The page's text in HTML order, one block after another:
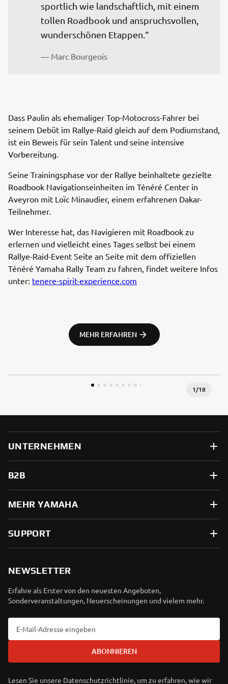
sportlich wie landschaftlich, mit einem
tollen Roadbook und anspruchsvollen,
wunderschönen Etappen.“
— Marc Bourgeois
Dass Paulin als ehemaliger Top-Motocross-Fahrer bei
seinem Debüt im Rallye-Raid gleich auf dem Podiumstand,
ist ein Beweis für sein Talent und seine intensive
Vorbereitung.
Seine Trainingsphase vor der Rallye beinhaltete gezielte
Roadbook Navigationseinheiten im Ténéré Center in
Aveyron mit Loïc Minaudier, einem erfahrenen Dakar-
Teilnehmer.
Wer Interesse hat, das Navigieren mit Roadbook zu
erlernen und vielleicht eines Tages selbst bei einem
Rallye-Raid-Event Seite an Seite mit dem offiziellen
Ténéré Yamaha Rally Team zu fahren, findet weitere Infos
unter: tenere-spirit-experience.com
MEHR ERFAHREN
1/18
UNTERNEHMEN
B2B
MEHR YAMAHA
SUPPORT
NEWSLETTER
Erfahre als Erster von den neuesten Angeboten,
Sonderveranstaltungen, Neuerscheinungen und vielem mehr.
ABONNIEREN
Lesen Sie unsere Datenschutzrichtlinie, um zu erfahren, wie wir